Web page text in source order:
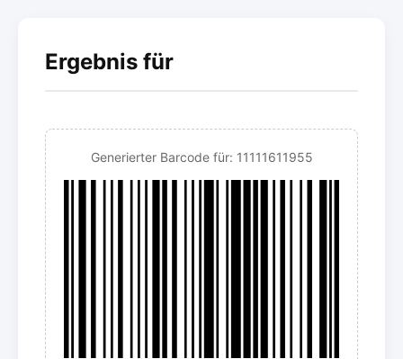
Ergebnis für
Generierter Barcode für: 11111611955